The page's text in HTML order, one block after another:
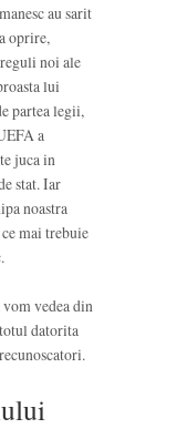
au sarit
oprire,
noi ale
lui
partea legii,
a
juca in
stat. Iar
noastra
mai trebuie
vom vedea din
datorita